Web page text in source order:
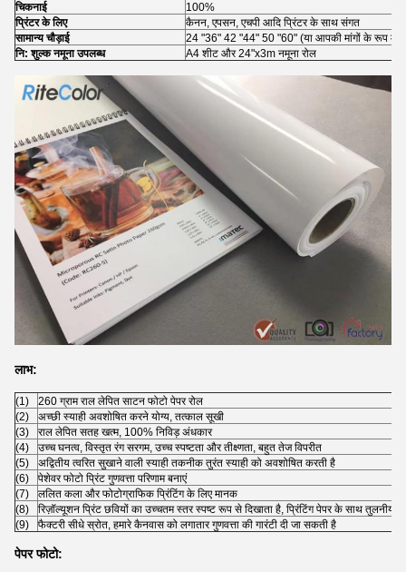
चिकनाई
100%
प्रिंटर के लिए
कैनन, एपसन, एचपी आदि प्रिंटर के साथ संगत
सामान्य चौड़ाई
24 "36" 42 "44" 50 "60" (या आपकी मांगों के रूप में)
नि: शुल्क नमूना उपलब्ध
A4 शीट और 24"x3m नमूना रोल
लाभ:
(1)
260 ग्राम राल लेपित साटन फोटो पेपर रोल
(2)
अच्छी स्याही अवशोषित करने योग्य, तत्काल सूखी
(3)
राल लेपित सतह खत्म, 100% निविड़ अंधकार
(4)
उच्च घनत्व, विस्तृत रंग सरगम, उच्च स्पष्टता और तीक्ष्णता, बहुत तेज विपरीत
(5)
अद्वितीय त्वरित सुखाने वाली स्याही तकनीक तुरंत स्याही को अवशोषित करती है
(6)
पेशेवर फोटो प्रिंट गुणवत्ता परिणाम बनाएं
(7)
ललित कला और फोटोग्राफिक प्रिंटिंग के लिए मानक
(8)
रिज़ॉल्यूशन प्रिंट छवियों का उच्चतम स्तर स्पष्ट रूप से दिखाता है, प्रिंटिंग पेपर के साथ तुलनीय
(9)
फैक्टरी सीधे स्रोत, हमारे कैनवास को लगातार गुणवत्ता की गारंटी दी जा सकती है
पेपर फोटो: